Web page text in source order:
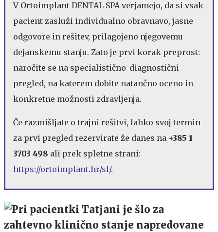
V Ortoimplant DENTAL SPA verjamejo, da si vsak
pacient zasluži individualno obravnavo, jasne
odgovore in rešitev, prilagojeno njegovemu
dejanskemu stanju. Zato je prvi korak preprost:
naročite se na specialistično-diagnostični
pregled, na katerem dobite natančno oceno in
konkretne možnosti zdravljenja.
Če razmišljate o trajni rešitvi, lahko svoj termin
za prvi pregled rezervirate že danes na +385 1
3703 498 ali prek spletne strani:
https://ortoimplant.hr/sl/.